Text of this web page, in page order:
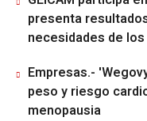
presenta
necesidades de
Empresas.-
peso y riesgo
menopausia